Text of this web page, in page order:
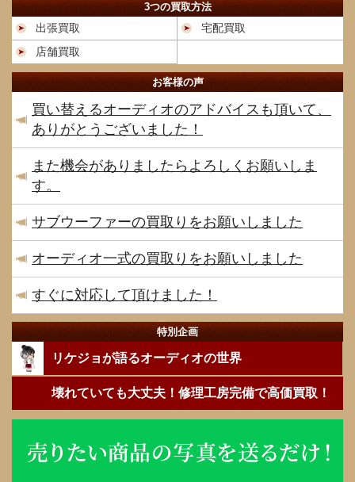
3つの買取方法
出張買取
宅配買取
店舗買取
お客様の声
買い替えるオーディオのアドバイスも頂いて、
ありがとうございました！
また機会がありましたらよろしくお願いしま
す。
サブウーファーの買取りをお願いしました
オーディオ一式の買取りをお願いしました
すぐに対応して頂けました！
特別企画
リケジョが語るオーディオの世界
壊れていても大丈夫！修理工房完備で高価買取！